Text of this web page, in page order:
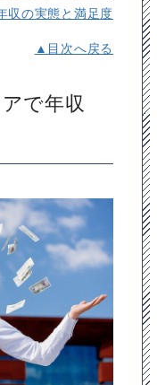
収の実態と満足度
▲目次へ戻る
で年収